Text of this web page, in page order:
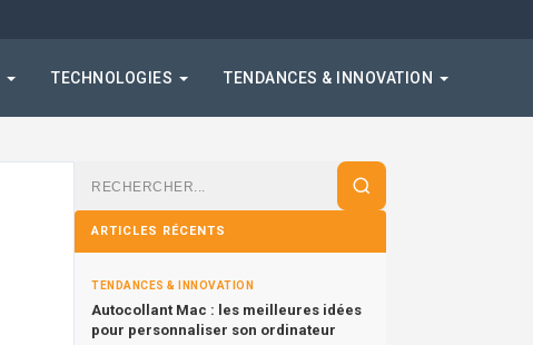
TECHNOLOGIES TENDANCES & INNOVATION
Rechercher
ARTICLES RÉCENTS
TENDANCES & INNOVATION
Autocollant Mac : les meilleures idées
pour personnaliser son ordinateur